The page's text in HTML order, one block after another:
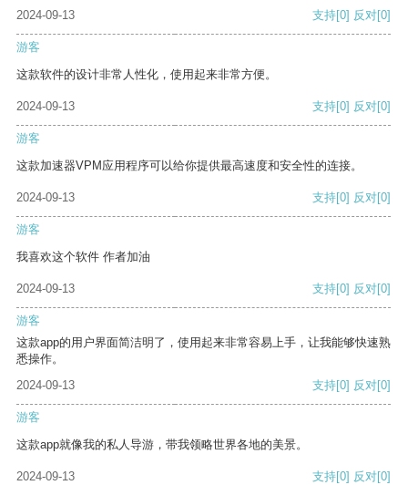
2024-09-13 支持[0] 反对[0]
游客
这款软件的设计非常人性化，使用起来非常方便。
2024-09-13 支持[0] 反对[0]
游客
这款加速器VPM应用程序可以给你提供最高速度和安全性的连接。
2024-09-13 支持[0] 反对[0]
游客
我喜欢这个软件 作者加油
2024-09-13 支持[0] 反对[0]
游客
这款app的用户界面简洁明了，使用起来非常容易上手，让我能够快速熟
悉操作。
2024-09-13
支持[0] 反对[0]
游客
这款app就像我的私人导游，带我领略世界各地的美景。
2024-09-13 支持[0] 反对[0]